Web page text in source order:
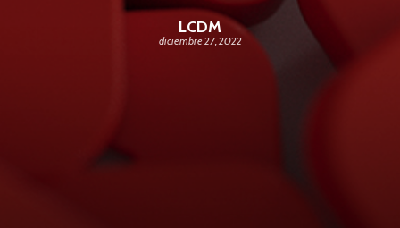
LCDM
diciembre 27, 2022